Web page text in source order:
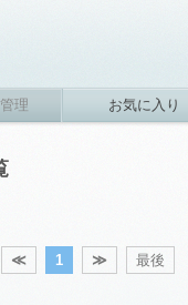
理 お気に入り
≪ 1 ≫ 最後